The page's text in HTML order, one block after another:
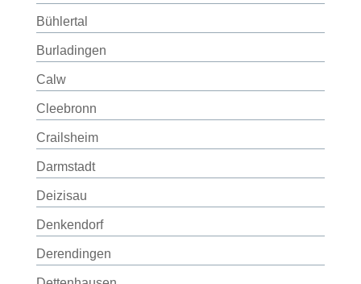
Bühlertal
Burladingen
Calw
Cleebronn
Crailsheim
Darmstadt
Deizisau
Denkendorf
Derendingen